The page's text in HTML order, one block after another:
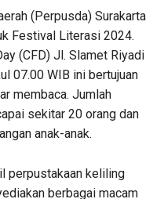
(Perpusda) Surakarta
Festival Literasi 2024.
(CFD) Jl. Slamet Riyadi
07.00 WIB ini bertujuan
membaca. Jumlah
sekitar 20 orang dan
anak-anak.
perpustakaan keliling
berbagai macam